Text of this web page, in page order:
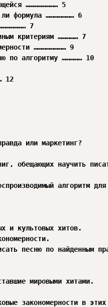
…………………… 5
формула ………………… 6
7
критериям …………… 7
…………………… 9
по алгоритму …………… 10
12
или маркетинг?
обещающих научить
алгоритм для
и культовых хитов.
песню по найденным
мировыми хитами.
закономерности в